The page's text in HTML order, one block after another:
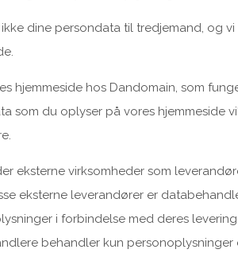
dine persondata til tredjemand, og
hjemmeside hos Dandomain, som
som du oplyser på vores hjemmeside
eksterne virksomheder som
eksterne leverandører er
i forbindelse med deres
behandler kun personoplysninger